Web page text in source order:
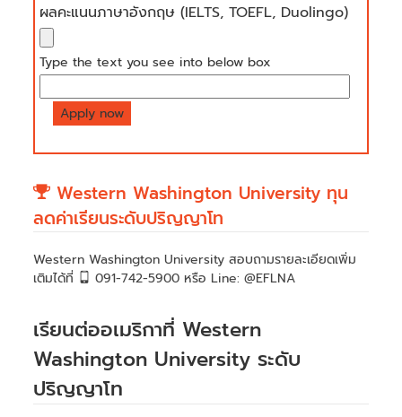
ผลคะแนนภาษาอังกฤษ (IELTS, TOEFL, Duolingo)
Type the text you see into below box
Western Washington University ทุน
ลดค่าเรียนระดับปริญญาโท
Western Washington University สอบถามรายละเอียดเพิ่ม
เติมได้ที่
091-742-5900 หรือ Line: @EFLNA
เรียนต่ออเมริกาที่ Western
Washington University ระดับ
ปริญญาโท